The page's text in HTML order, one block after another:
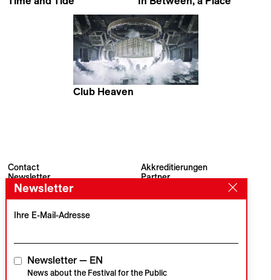
Club Heaven
Contact
Newsletter
Archiv
Akkreditierungen
Partner
Visions du Réel
Place du Marché 2
CH–1260 Nyon
#VisionsduReel
Hauptpartner Medienpartner
Newsletter
Ihre E-Mail-Adresse
Newsletter — EN
News about the Festival for the Public